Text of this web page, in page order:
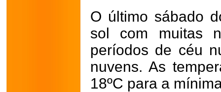
O último sábado
sol com muitas
períodos de céu
nuvens. As
18ºC para a